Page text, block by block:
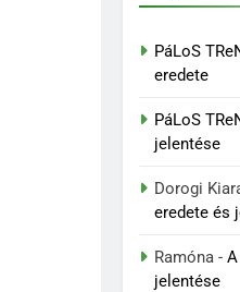
PáLoS
eredete
PáLoS
jelentése
Dorogi
eredete és
Ramóna -
jelentése